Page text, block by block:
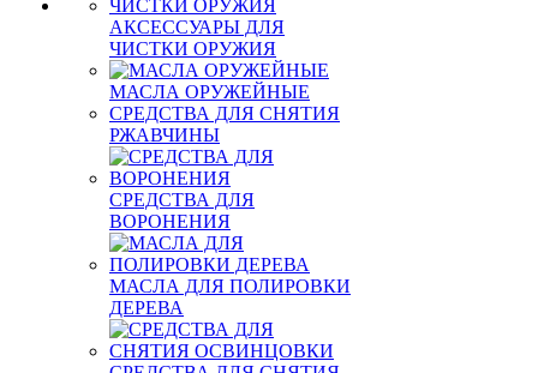
АКСЕССУАРЫ ДЛЯ
ЧИСТКИ ОРУЖИЯ
МАСЛА ОРУЖЕЙНЫЕ
СРЕДСТВА ДЛЯ СНЯТИЯ
РЖАВЧИНЫ
СРЕДСТВА ДЛЯ
ВОРОНЕНИЯ
МАСЛА ДЛЯ ПОЛИРОВКИ
ДЕРЕВА